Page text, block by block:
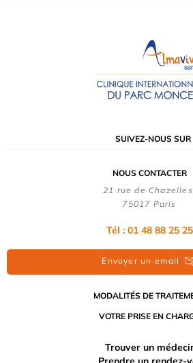
SUIVEZ-NOUS SUR
NOUS CONTACTER
21 rue de Chazelles,
75017 Paris
Tél : 01 48 88 25 25
Envoyer un email
MODALITÉS DE
VOTRE PRISE EN
Trouver un